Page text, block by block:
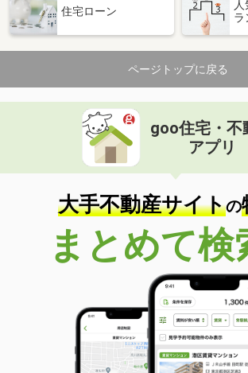
住宅ローン
ラ
ページトップに戻る
goo住宅・不
アプリ
大手不動産サイトの
まとめて検